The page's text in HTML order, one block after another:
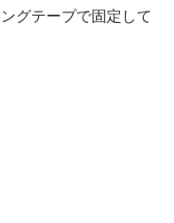
グテープで固定して